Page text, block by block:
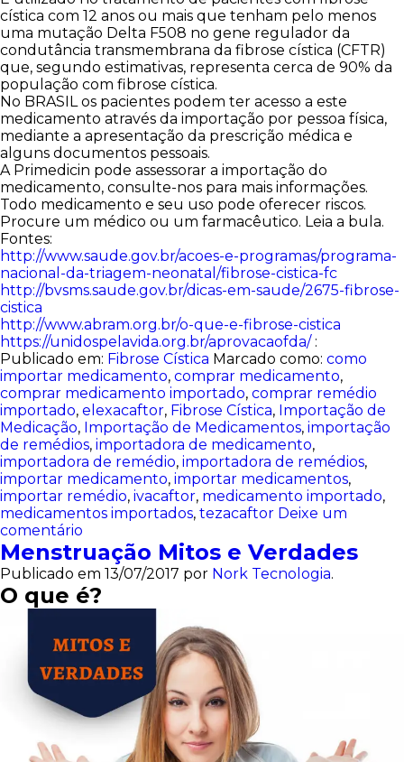
cística com 12 anos ou mais que tenham pelo menos
uma mutação Delta F508 no gene regulador da
condutância transmembrana da fibrose cística (CFTR)
que, segundo estimativas, representa cerca de 90% da
população com fibrose cística.
No BRASIL os pacientes podem ter acesso a este
medicamento através da importação por pessoa física,
mediante a apresentação da prescrição médica e
alguns documentos pessoais.
A Primedicin pode assessorar a importação do
medicamento, consulte-nos para mais informações.
Todo medicamento e seu uso pode oferecer riscos.
Procure um médico ou um farmacêutico. Leia a bula.
Fontes:
http://www.saude.gov.br/acoes-e-programas/programa-
nacional-da-triagem-neonatal/fibrose-cistica-fc
http://bvsms.saude.gov.br/dicas-em-saude/2675-fibrose-
cistica
http://www.abram.org.br/o-que-e-fibrose-cistica
https://unidospelavida.org.br/aprovacaofda/:
Publicado em: Fibrose Cística Marcado como: como
importar medicamento, comprar medicamento,
comprar medicamento importado, comprar remédio
importado, elexacaftor, Fibrose Cística, Importação de
Medicação, Importação de Medicamentos, importação
de remédios, importadora de medicamento,
importadora de remédio, importadora de remédios,
importar medicamento, importar medicamentos,
importar remédio, ivacaftor, medicamento importado,
medicamentos importados, tezacaftor Deixe um
comentário
Menstruação Mitos e Verdades
Publicado em 13/07/2017 por Nork Tecnologia.
O que é?